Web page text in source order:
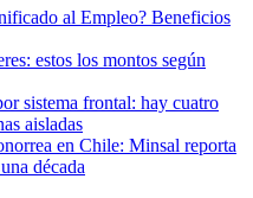
al Empleo? Beneficios
estos los montos según
sistema frontal: hay cuatro
aisladas
en Chile: Minsal reporta
década